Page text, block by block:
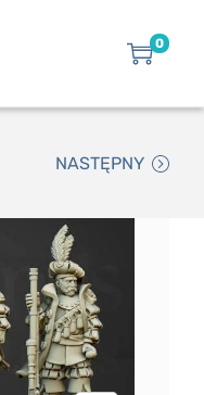
0
NASTĘPNY